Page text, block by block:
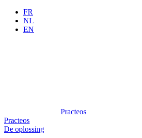
FR
NL
EN
Practeos
Practeos
De oplossing